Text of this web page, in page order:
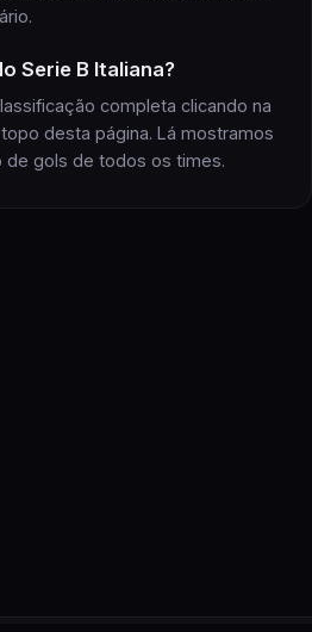
Serie B Italiana?
completa clicando na
desta página. Lá mostramos
de gols de todos os times.